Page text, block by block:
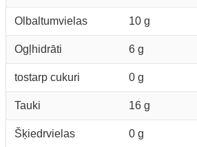
Olbaltumvielas 10 g
Ogļhidrāti 6 g
tostarp cukuri 0 g
Tauki 16 g
Šķiedrvielas 0 g